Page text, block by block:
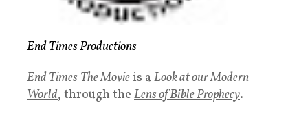
End Times Productions
End TimesThe Movie is a Look at our Modern
World, through the Lens of Bible Prophecy.